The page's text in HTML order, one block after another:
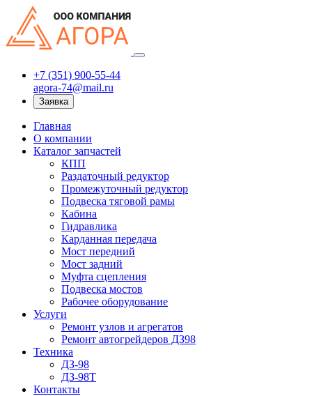
+7 (351) 900-55-44
agora-74@mail.ru
Заявка
Главная
О компании
Каталог запчастей
КПП
Раздаточный редуктор
Промежуточный редуктор
Подвеска тяговой рамы
Кабина
Гидравлика
Карданная передача
Мост передний
Мост задний
Муфта сцепления
Подвеска мостов
Рабочее оборудование
Услуги
Ремонт узлов и агрегатов
Ремонт автогрейдеров ДЗ98
Техника
ДЗ-98
ДЗ-98Т
Контакты